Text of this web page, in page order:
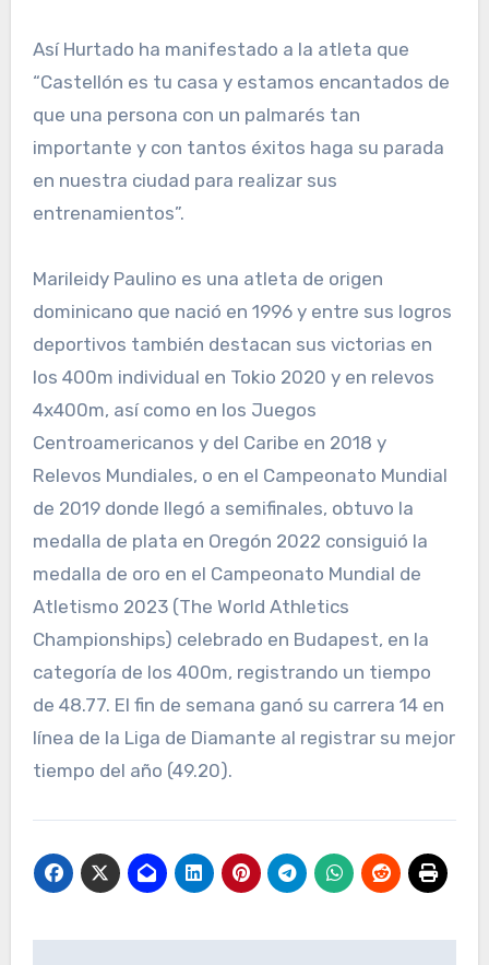
Así Hurtado ha manifestado a la atleta que
“Castellón es tu casa y estamos encantados de
que una persona con un palmarés tan
importante y con tantos éxitos haga su parada
en nuestra ciudad para realizar sus
entrenamientos”.
Marileidy Paulino es una atleta de origen
dominicano que nació en 1996 y entre sus logros
deportivos también destacan sus victorias en
los 400m individual en Tokio 2020 y en relevos
4x400m, así como en los Juegos
Centroamericanos y del Caribe en 2018 y
Relevos Mundiales, o en el Campeonato Mundial
de 2019 donde llegó a semifinales, obtuvo la
medalla de plata en Oregón 2022 consiguió la
medalla de oro en el Campeonato Mundial de
Atletismo 2023 (The World Athletics
Championships) celebrado en Budapest, en la
categoría de los 400m, registrando un tiempo
de 48.77. El fin de semana ganó su carrera 14 en
línea de la Liga de Diamante al registrar su mejor
tiempo del año (49.20).